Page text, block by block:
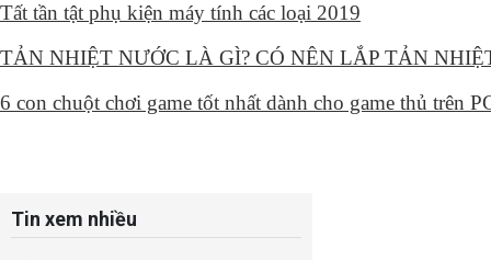
Tất tần tật phụ kiện máy tính các loại 2019
TẢN NHIỆT NƯỚC LÀ GÌ? CÓ NÊN LẮP TẢN
6 con chuột chơi game tốt nhất dành cho game thủ trên
Tin xem nhiều